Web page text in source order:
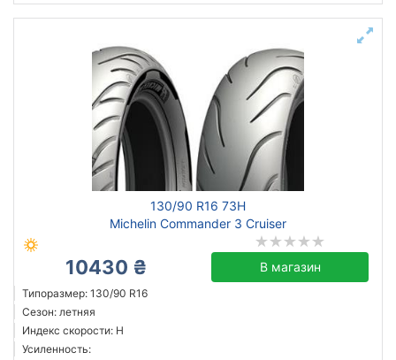
130/90 R16 73H
Michelin Commander 3 Cruiser
10430 ₴ В магазин
Типоразмер: 130/90 R16
Сезон: летняя
Индекс скорости: H
Усиленность: